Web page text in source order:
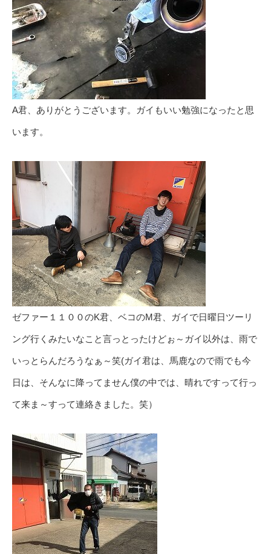
A君、ありがとうございます。ガイもいい勉強になったと思
います。
ゼファー１１００のK君、ベコのM君、ガイで日曜日ツーリ
ング行くみたいなこと言っとったけどぉ～ガイ以外は、雨で
いっとらんだろうなぁ～笑(ガイ君は、馬鹿なので雨でも今
日は、そんなに降ってません僕の中では、晴れですって行っ
て来ま～すって連絡きました。笑）